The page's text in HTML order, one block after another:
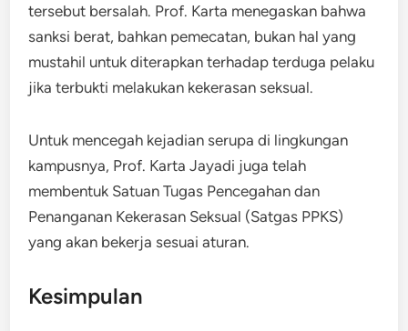
tersebut bersalah. Prof. Karta menegaskan bahwa
sanksi berat, bahkan pemecatan, bukan hal yang
mustahil untuk diterapkan terhadap terduga pelaku
jika terbukti melakukan kekerasan seksual.
Untuk mencegah kejadian serupa di lingkungan
kampusnya, Prof. Karta Jayadi juga telah
membentuk Satuan Tugas Pencegahan dan
Penanganan Kekerasan Seksual (Satgas PPKS)
yang akan bekerja sesuai aturan.
Kesimpulan